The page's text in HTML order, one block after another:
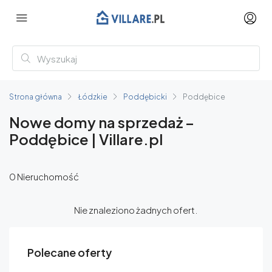
Strona główna Łódzkie Poddębicki Poddębice
Nowe domy na sprzedaż –
Poddębice | Villare.pl
0 Nieruchomość
Nie znaleziono żadnych ofert.
Polecane oferty